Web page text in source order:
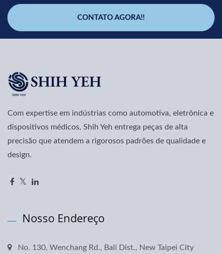
CONTATO AGORA!!
Com expertise em indústrias como automotiva, eletrônica e
dispositivos médicos, Shih Yeh entrega peças de alta
precisão que atendem a rigorosos padrões de qualidade e
design.
Nosso Endereço
No. 130, Wenchang Rd., Bali Dist., New Taipei City